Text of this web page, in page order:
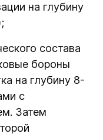
на глубину
состава
бороны
на глубину 8-
с
. Затем